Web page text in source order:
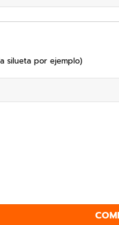
silueta por ejemplo)